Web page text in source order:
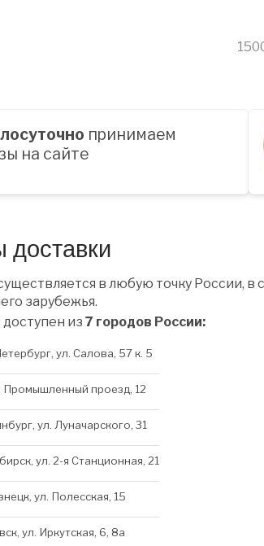
принимаем
на сайте
в любую точку России, в
зарубежья.
из 7 городов России:
ул. Салова, 57 к. 5
Промышленный проезд, 12
ул. Луначарского, 31
ул. 2-я Станционная, 21
ул. Полесская, 15
ул. Иркутская, 6, 8a